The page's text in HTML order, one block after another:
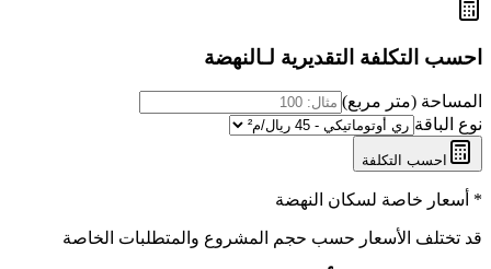
احسب التكلفة التقديرية لـالنهضة
المساحة (متر مربع)
نوع الباقة
احسب التكلفة
* أسعار خاصة لسكان النهضة
قد تختلف الأسعار حسب حجم المشروع والمتطلبات الخاصة